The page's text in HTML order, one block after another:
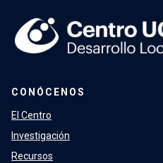
CONÓCENOS
El Centro
Investigación
Recursos